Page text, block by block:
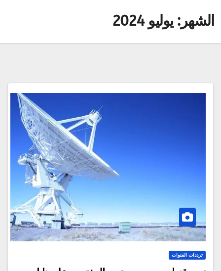
الشهر:يوليو 2024
ترددات القنوات